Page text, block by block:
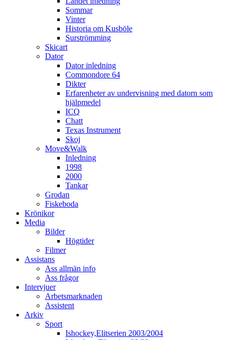
Sommar
Vinter
Historia om Kusböle
Surströmming
Skicart
Dator
Dator inledning
Commondore 64
Dikter
Erfarenheter av undervisning med datorn som
hjälpmedel
ICQ
Chatt
Texas Instrument
Skoj
Move&Walk
Inledning
1998
2000
Tankar
Grodan
Fiskeboda
Krönikor
Media
Bilder
Högtider
Filmer
Assistans
Ass allmän info
Ass frågor
Intervjuer
Arbetsmarknaden
Assistent
Arkiv
Sport
Ishockey,Elitserien 2003/2004